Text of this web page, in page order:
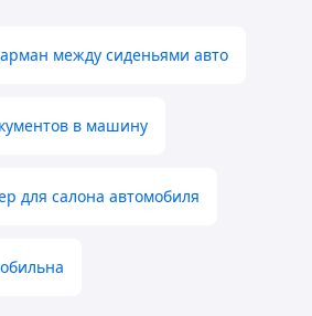
между сиденьями авто
в машину
для салона автомобиля